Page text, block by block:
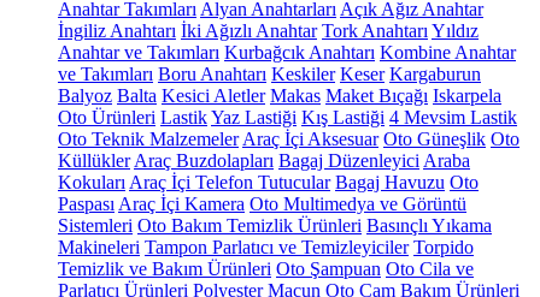
Anahtar Takımları Alyan Anahtarları Açık Ağız Anahtar
İngiliz Anahtarı İki Ağızlı Anahtar Tork Anahtarı Yıldız
Anahtar ve Takımları Kurbağcık Anahtarı Kombine Anahtar
ve Takımları Boru Anahtarı Keskiler Keser Kargaburun
Balyoz Balta Kesici Aletler Makas Maket Bıçağı Iskarpela
Oto Ürünleri LastikYaz Lastiği Kış Lastiği 4 Mevsim Lastik
Oto Teknik Malzemeler Araç İçi Aksesuar Oto Güneşlik Oto
Küllükler Araç Buzdolapları Bagaj Düzenleyici Araba
Kokuları Araç İçi Telefon Tutucular Bagaj Havuzu Oto
Paspası Araç İçi Kamera Oto Multimedya ve Görüntü
Sistemleri Oto Bakım Temizlik Ürünleri Basınçlı Yıkama
Makineleri Tampon Parlatıcı ve Temizleyiciler Torpido
Temizlik ve Bakım Ürünleri Oto Şampuan Oto Cila ve
Parlatıcı Ürünleri Polyester Macun Oto Cam Bakım Ürünleri